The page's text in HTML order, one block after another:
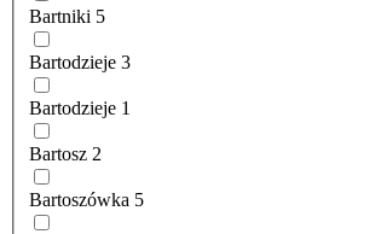
Bartniki 5
Bartodzieje 3
Bartodzieje 1
Bartosz 2
Bartoszówka 5